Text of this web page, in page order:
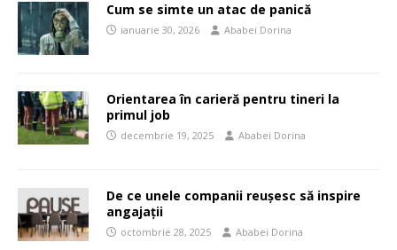
Cum se simte un atac de panică
ianuarie 30, 2026 Ababei Dorina
Orientarea în carieră pentru tineri la
primul job
decembrie 19, 2025 Ababei Dorina
De ce unele companii reușesc să inspire
angajații
octombrie 28, 2025 Ababei Dorina